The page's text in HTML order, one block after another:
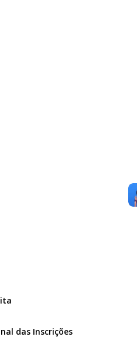
das Inscrições